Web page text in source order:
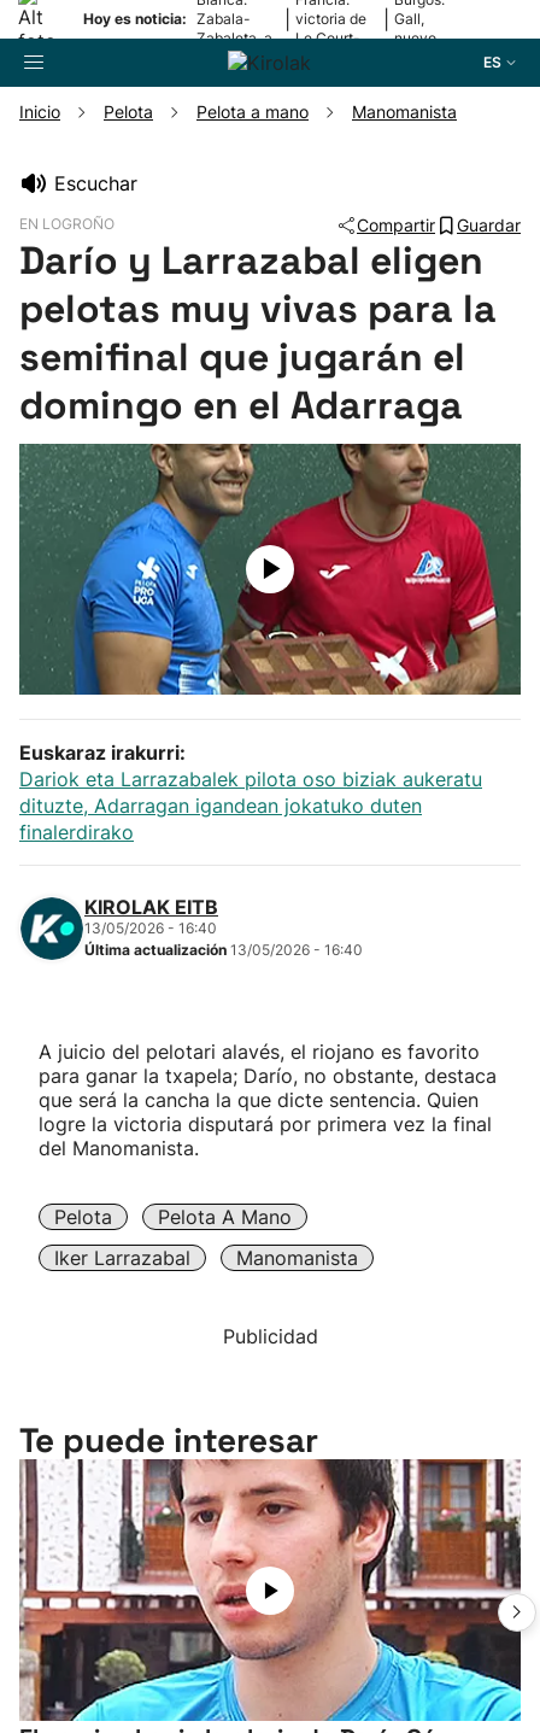
Hoy es noticia: Zabala-
Zabaleta, a
la final
victoria de
Le Court-
Pienaar
Gall,
nuevo
ES
Pelota
Remo
Baloncesto
Ciclismo
Herri-kirolak
Balonmano
Atletismo
Carreras de montaña
Más deportes
Inicio Pelota Pelota a mano Manomanista
Escuchar
EN LOGROÑO Compartir Guardar
Darío y Larrazabal eligen
pelotas muy vivas para la
semifinal que jugarán el
domingo en el Adarraga
Euskaraz irakurri:
Dariok eta Larrazabalek pilota oso biziak aukeratu
dituzte, Adarragan igandean jokatuko duten
finalerdirako
KIROLAK EITB
13/05/2026 - 16:40
Última actualización 13/05/2026 - 16:40
A juicio del pelotari alavés, el riojano es favorito
para ganar la txapela; Darío, no obstante, destaca
que será la cancha la que dicte sentencia. Quien
logre la victoria disputará por primera vez la final
del Manomanista.
Pelota
Pelota A Mano
Iker Larrazabal
Manomanista
Publicidad
Te puede interesar